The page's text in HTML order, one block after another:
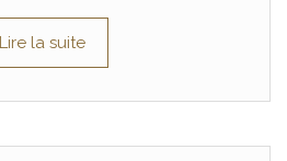
Lire la suite